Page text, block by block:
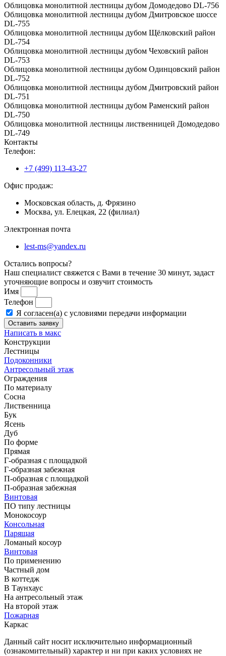
Облицовка монолитной лестницы дубом Домодедово DL-756
Облицовка монолитной лестницы дубом Дмитровское шоссе
DL-755
Облицовка монолитной лестницы дубом Щёлковский район
DL-754
Облицовка монолитной лестницы дубом Чеховский район
DL-753
Облицовка монолитной лестницы дубом Одинцовский район
DL-752
Облицовка монолитной лестницы дубом Дмитровский район
DL-751
Облицовка монолитной лестницы дубом Раменский район
DL-750
Облицовка монолитной лестницы лиственницей Домодедово
DL-749
Контакты
Телефон:
+7 (499) 113-43-27
Офис продаж:
Московская область, д. Фрязино
Москва, ул. Елецкая, 22 (филиал)
Электронная почта
lest-ms@yandex.ru
Остались вопросы?
Наш специалист свяжется с Вами в течение 30 минут, задаст
уточняющие вопросы и озвучит стоимость
Имя
Телефон
Я согласен(а) с условиями передачи информации
Оставить заявку
Написать в макс
Конструкции
Лестницы
Подоконники
Антресольный этаж
Ограждения
По материалу
Сосна
Лиственница
Бук
Ясень
Дуб
По форме
Прямая
Г-образная с площадкой
Г-образная забежная
П-образная с площадкой
П-образная забежная
Винтовая
ПО типу лестницы
Монокосоур
Консольная
Парящая
Ломаный косоур
Винтовая
По применению
Частный дом
В коттедж
В Таунхаус
На антресольный этаж
На второй этаж
Пожарная
Каркас
Данный сайт носит исключительно информационный
(ознакомительный) характер и ни при каких условиях не